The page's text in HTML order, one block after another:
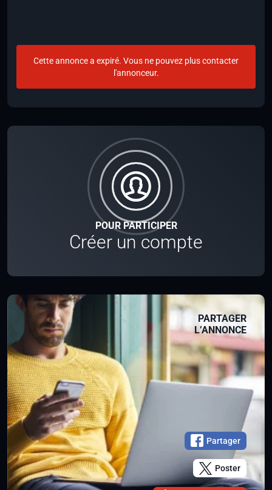
POUR PARTICIPER
Créer un compte
PARTAGER
L’ANNONCE
Partager
Poster
Cette annonce a expiré. Vous ne pouvez plus contacter
l'annonceur.